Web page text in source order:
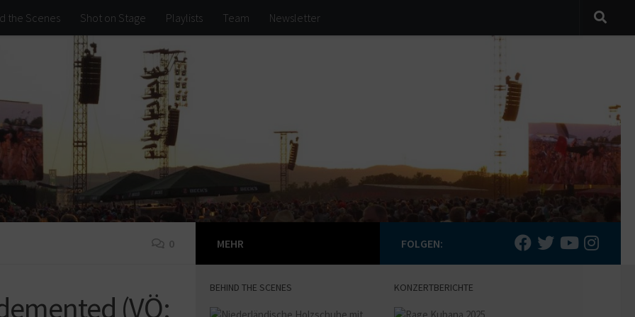
the Scenes Shot on Stage Playlists Team Newsletter
0
(VÖ:
FOLGEN:
KONZERTBERICHTE
MEHR
BEHIND THE SCENES